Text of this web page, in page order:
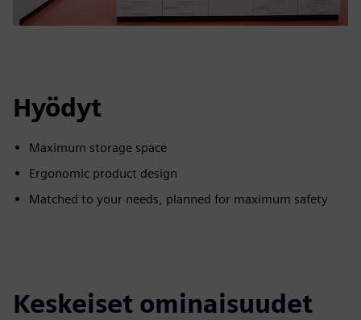
Hyödyt
Maximum storage space
Ergonomic product design
Matched to your needs, planned for maximum safety
Keskeiset ominaisuudet